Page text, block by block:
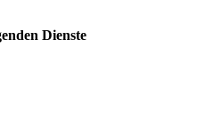
Dienste